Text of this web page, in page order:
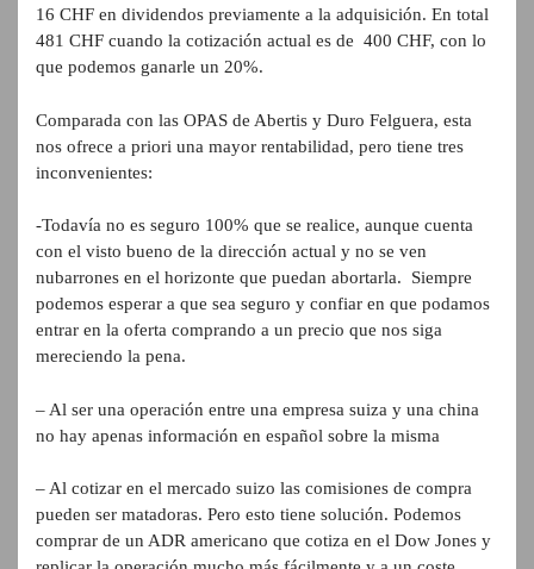
16 CHF en dividendos previamente a la adquisición. En total
481 CHF cuando la cotización actual es de 400 CHF, con lo
que podemos ganarle un 20%.
Comparada con las OPAS de Abertis y Duro Felguera, esta
nos ofrece a priori una mayor rentabilidad, pero tiene tres
inconvenientes:
-Todavía no es seguro 100% que se realice, aunque cuenta
con el visto bueno de la dirección actual y no se ven
nubarrones en el horizonte que puedan abortarla. Siempre
podemos esperar a que sea seguro y confiar en que podamos
entrar en la oferta comprando a un precio que nos siga
mereciendo la pena.
– Al ser una operación entre una empresa suiza y una china
no hay apenas información en español sobre la misma
– Al cotizar en el mercado suizo las comisiones de compra
pueden ser matadoras. Pero esto tiene solución. Podemos
comprar de un ADR americano que cotiza en el Dow Jones y